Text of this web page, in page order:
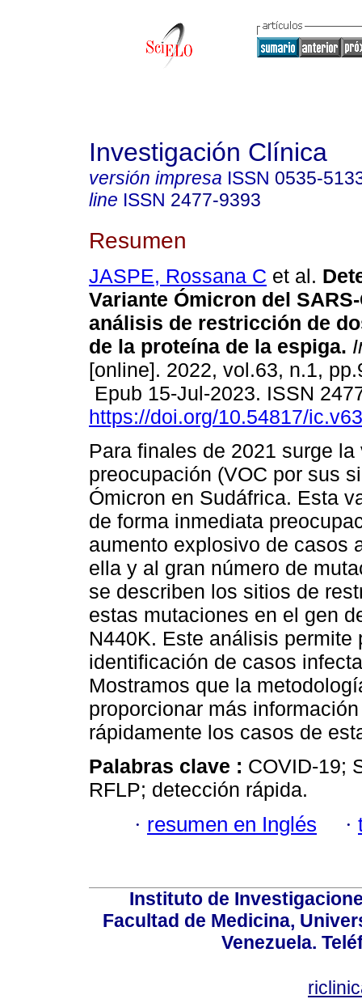
Investigación Clínica
versión impresa ISSN 0535-
line ISSN 2477-9393
Resumen
JASPE, Rossana C et al.
Variante Ómicron del
análisis de restricción de
de la proteína de la espiga.
[online]. 2022, vol.63, n.1,
Epub 15-Jul-2023. ISSN
https://doi.org/10.54817/
Para finales de 2021 surge la
preocupación (VOC por sus
Ómicron en Sudáfrica. Esta
de forma inmediata
aumento explosivo de casos
ella y al gran número de
se describen los sitios de
estas mutaciones en el gen
N440K. Este análisis permite
identificación de casos
Mostramos que la
proporcionar más
rápidamente los casos de
Palabras clave : COVID-19;
RFLP; detección rápida.
· resumen en Inglés ·
Instituto de
Facultad de Medicina,
Venezuela.